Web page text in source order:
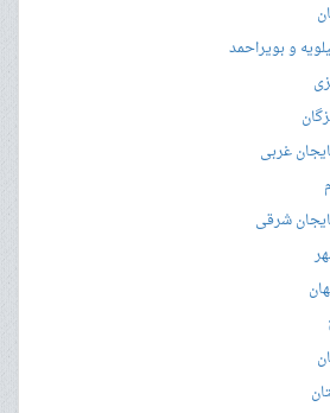
و بویراحمد
غربی
شرقی